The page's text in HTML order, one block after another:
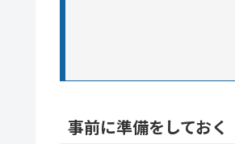
事前に準備をしておく